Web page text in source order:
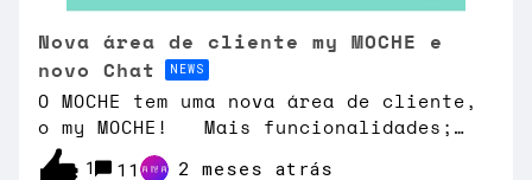
Nova área de cliente my MOCHE e
novo Chat
NEWS
O MOCHE tem uma nova área de cliente,
o my MOCHE! Mais funcionalidades;
Para além das informações do costume,
1 11 2 meses atrás